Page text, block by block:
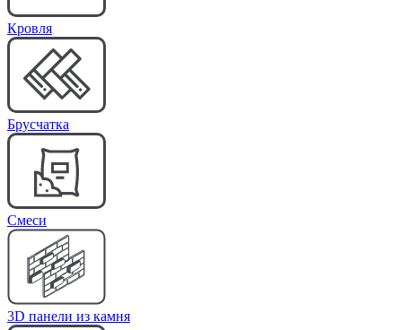
Кровля
Брусчатка
Cмеси
3D панели из камня